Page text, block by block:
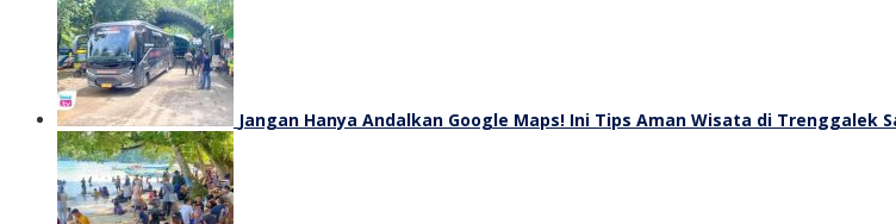
Jangan Hanya Andalkan Google Maps! Ini Tips Aman Wisata di Trenggalek